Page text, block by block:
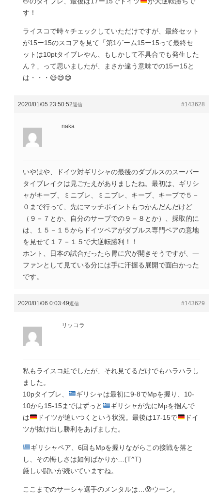
す！
ライスコで時々チェックしていただけですが、最終セット
が15ー15のスコアを見て「第1ゲーム15ー15って最終セ
ットは10ptタイブレやん、もしかして不具合でも発生した
ん？」って思いましたが、まさか違う意味での15ー15と
は・・・😅😅😅
2020/01/05 23:50:52 #143628
返信
naka
いやはや、ドイツ対ギリシャの最後のダブルスのスーパー
タイブレイクは見ごたえがありましたね。最初は、ギリシ
ャがキープ、ミニブレ、ミニブレ、キープ、キープで５－
０まで行って、先にマッチポイントもつかんだんだけど
（９－７とか、自分のサーブでの９－８とか）、採取的に
は、１５－１５からドイツペアがダブルス専門ペアの意地
を見せて１７－１５で大逆転勝利！！
ホント、日本の試合だったら胃に穴が開きそうですが、一
ファンとして見ている分には手に汗握る展開で面白かった
です。
2020/01/06 0:03:49 #143629
返信
リッコラ
私もライスコ組でしたが、それ見てるだけでもハラハラし
ました。
10pタイブレ、
ギリシャは最初に9-8でMpを握り、10-
10から15-15まではずっと
ギリシャが先にMpを掴んで
は
ドイツが追いつくという状況。最後は17-15で
ドイ
ツが抜け出し勝利をあげました。
ギリシャペア、6回もMpを握りながらこの接戦を落と
し、その悔しさは如何ばかりか…(T^T)
厳しい闘いが続いていますね。
ここまでのサーシャ選手のメンタルは…😰ウーン。